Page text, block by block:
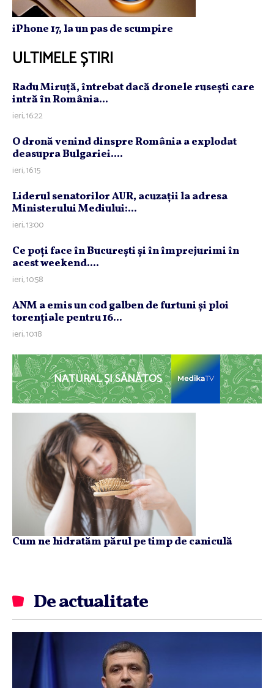
iPhone 17, la un pas de scumpire
ULTIMELE ȘTIRI
Radu Miruţă, întrebat dacă dronele ruseşti care
intră în România...
ieri, 16:22
O dronă venind dinspre România a explodat
deasupra Bulgariei....
ieri, 16:15
Liderul senatorilor AUR, acuzaţii la adresa
Ministerului Mediului:...
ieri, 13:00
Ce poţi face în Bucureşti şi în împrejurimi în
acest weekend....
ieri, 10:58
ANM a emis un cod galben de furtuni şi ploi
torenţiale pentru 16...
ieri, 10:18
NATURAL ȘI SĂNĂTOS
Cum ne hidratăm părul pe timp de caniculă
De actualitate